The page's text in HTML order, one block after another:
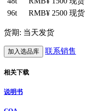
96t
RMB¥ 2500 现货
货期: 当天发货
加入选品库 联系销售
相关下载
说明书